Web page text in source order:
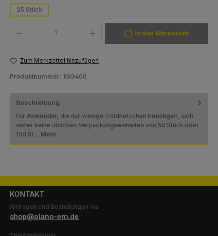
25 Stück
In den Warenkorb
Zum Merkzettel hinzufügen
Produktnummer: 1GG400
Beschreibung
Für Anwender, die nur wenige Goldnetzchen benötigen, sich
daher keine üblichen Verpackungseinheiten von 50 Stück oder
100 St… Mehr
KONTAKT
Anfragen und Bestellungen via
shop@plano-em.de